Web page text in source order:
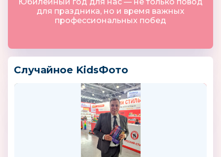
Юбилейный год для нас — не только повод
для праздника, но и время важных
профессиональных побед
Случайное KidsФото